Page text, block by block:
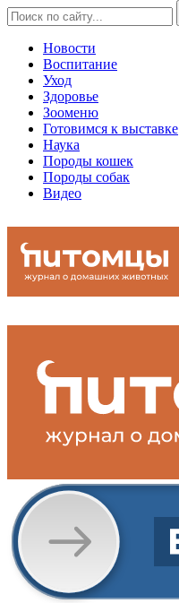
Новости
Воспитание
Уход
Здоровье
Зооменю
Готовимся к выставке
Наука
Породы кошек
Породы собак
Видео